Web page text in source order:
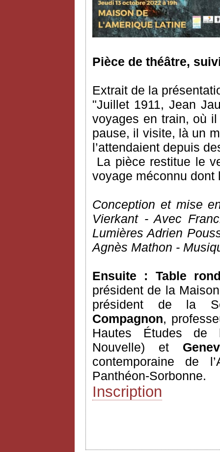
Pièce de théâtre,
Extrait de la
"Juillet 1911, Jean
voyages en train, où
pause, il visite, là un
l’attendaient depuis
La pièce restitue le
voyage méconnu dont
Conception et mise
Vierkant - Avec
Lumières Adrien
Agnès Mathon -
Ensuite : Table
président de la
président de la
Compagnon,
Hautes Études de
Nouvelle) et
contemporaine de
Panthéon-Sorbonne.
Inscription